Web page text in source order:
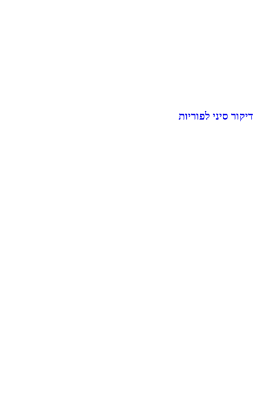
דיקור סיני לפוריות